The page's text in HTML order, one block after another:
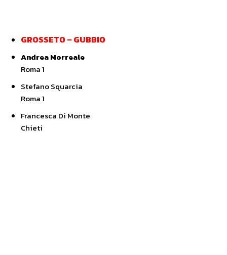
GROSSETO – GUBBIO
Andrea Morreale
Roma 1
Stefano Squarcia
Roma 1
Francesca Di Monte
Chieti